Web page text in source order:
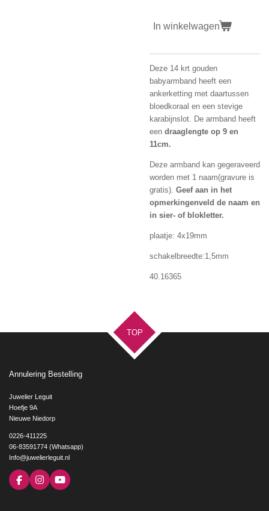
In winkelwagen
Deze 14 krt gouden
babyarmband heeft een
ankerketting met daartussen
bloedkoraal en een stevige
karabijnslot. De armband heeft
een draaglengte op 9 en
11cm.
Deze armband kan gegeraveerd
worden met 1 naam(gravure is
gratis). Geef aan in het
opmerkingenveld de naam en
in sier- of blokletter.
plaatje: 4x19mm
schakelbreedte:1,5mm
40.16365
TOP
Annulering Bestelling
Juwelier Leguit
Hoefje 9A
Nieuwe Niedorp
0226-411225
06-83591774 (Whatsapp)
Info@juwelierleguit.nl
F
a
I
n
Y
o